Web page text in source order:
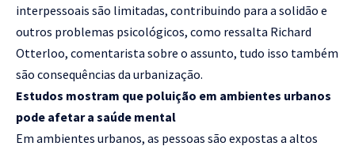
interpessoais são limitadas, contribuindo para a solidão e
outros problemas psicológicos, como ressalta Richard
Otterloo, comentarista sobre o assunto, tudo isso também
são consequências da urbanização.
Estudos mostram que poluição em ambientes urbanos
pode afetar a saúde mental
Em ambientes urbanos, as pessoas são expostas a altos